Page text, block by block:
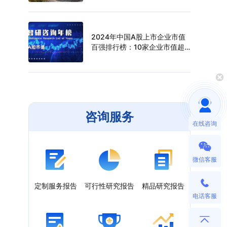
2024年中国A股上市企业市值
百强排行榜：10家企业市值超
咨询服务
定制服务报告 可行性研究报告 精品研究报告
在线咨询
微信客服
电话客服